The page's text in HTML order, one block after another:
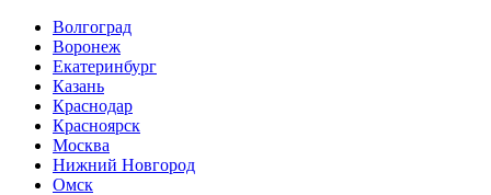
Волгоград
Воронеж
Екатеринбург
Казань
Краснодар
Красноярск
Москва
Нижний Новгород
Омск